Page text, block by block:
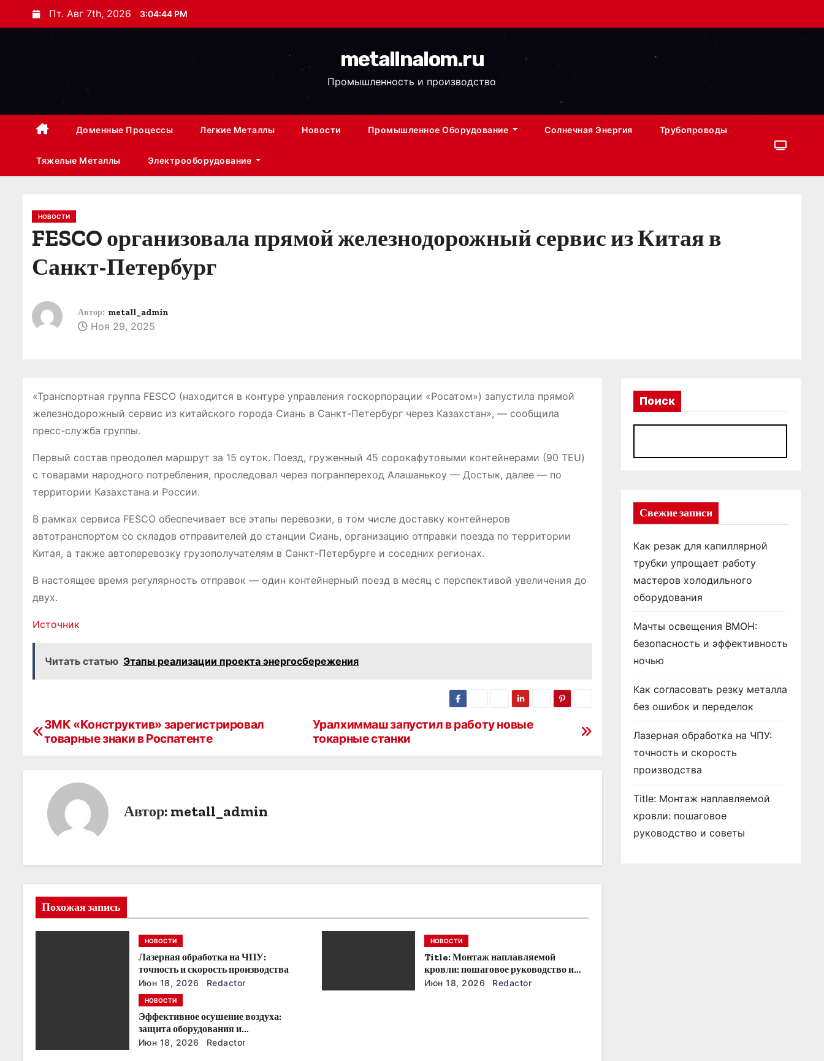
е
д
Пт. Авг 7th, 2026 3:04:45 PM
metallnalom.ru
Промышленность и производство
Доменные Процессы Легкие Металлы Новости Промышленное Оборудование Солнечная Энергия Трубопроводы
Тяжелые Металлы Электрооборудование
НОВОСТИ
FESCO организовала прямой железнодорожный сервис из Китая в
Санкт-Петербург
Автор: metall_admin
Ноя 29, 2025
«Транспортная группа FESCO (находится в контуре управления госкорпорации «Росатом») запустила прямой
железнодорожный сервис из китайского города Сиань в Санкт-Петербург через Казахстан», — сообщила
пресс-служба группы.
Первый состав преодолел маршрут за 15 суток. Поезд, груженный 45 сорокафутовыми контейнерами (90 TEU)
с товарами народного потребления, проследовал через погранпереход Алашанькоу — Достык, далее — по
территории Казахстана и России.
В рамках сервиса FESCO обеспечивает все этапы перевозки, в том числе доставку контейнеров
автотранспортом со складов отправителей до станции Сиань, организацию отправки поезда по территории
Китая, а также автоперевозку грузополучателям в Санкт-Петербурге и соседних регионах.
В настоящее время регулярность отправок — один контейнерный поезд в месяц с перспективой увеличения до
двух.
Источник
Читать статью Этапы реализации проекта энергосбережения
Н
и
я
п
Уралхиммаш запустил в работу новые
токарные станки
ЗМК «Конструктив» зарегистрировал
товарные знаки в Роспатенте
Автор: metall_admin
Похожая запись
НОВОСТИ
Лазерная обработка на ЧПУ:
точность и скорость производства
Июн 18, 2026 Redactor
НОВОСТИ
Title: Монтаж наплавляемой
кровли: пошаговое руководство и
советы
Июн 18, 2026 Redactor
НОВОСТИ
Эффективное осушение воздуха:
защита оборудования и
производства
Июн 18, 2026 Redactor
Поиск
Свежие записи
Как резак для капиллярной
трубки упрощает работу
мастеров холодильного
оборудования
Мачты освещения ВМОН:
безопасность и эффективность
ночью
Как согласовать резку металла
без ошибок и переделок
Лазерная обработка на ЧПУ:
точность и скорость
производства
Title: Монтаж наплавляемой
кровли: пошаговое
руководство и советы